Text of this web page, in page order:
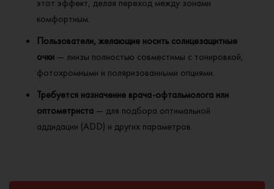
этот эффект, делая переход между зонами
комфортным.
Пользователи, желающие носить солнцезащитные
очки — линзы полностью совместимы с тонировкой,
фотохромными и поляризованными опциями.
Требуется назначение врача-офтальмолога или
оптометриста — для подбора оптимальной
аддидации (ADD) и других параметров.